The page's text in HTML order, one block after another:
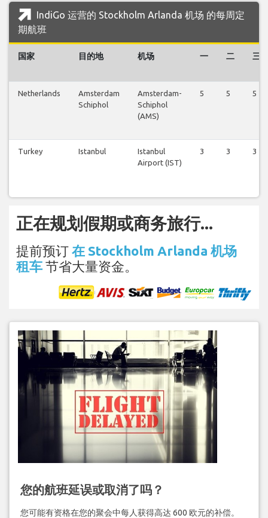
IndiGo 运营的 Stockholm Arlanda 机场 的每周定
期航班
国家 目的地 机场 一 二 三
Netherlands
Amsterdam
Schiphol
Amsterdam-
Schiphol
(AMS)
5 5 5
Turkey Istanbul
Istanbul
Airport (IST)
3 3 3
正在规划假期或商务旅行...
提前预订 在 Stockholm Arlanda 机场
租车 节省大量资金。
您的航班延误或取消了吗？
您可能有资格在您的聚会中每人获得高达 600 欧元的补偿。